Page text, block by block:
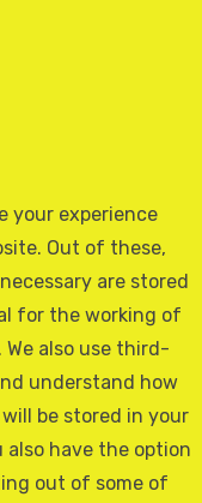
your experience
Out of these,
are stored
for the working of
also use third-
understand how
be stored in your
also have the option
out of some of